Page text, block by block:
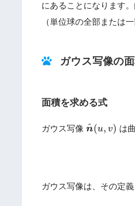
にあることになります
（単位球の全部または
ガウス写像の
面積を求める式
ガウス写像 ^
n(u, v)
n ^( ) は
ガウス写像は、その定義